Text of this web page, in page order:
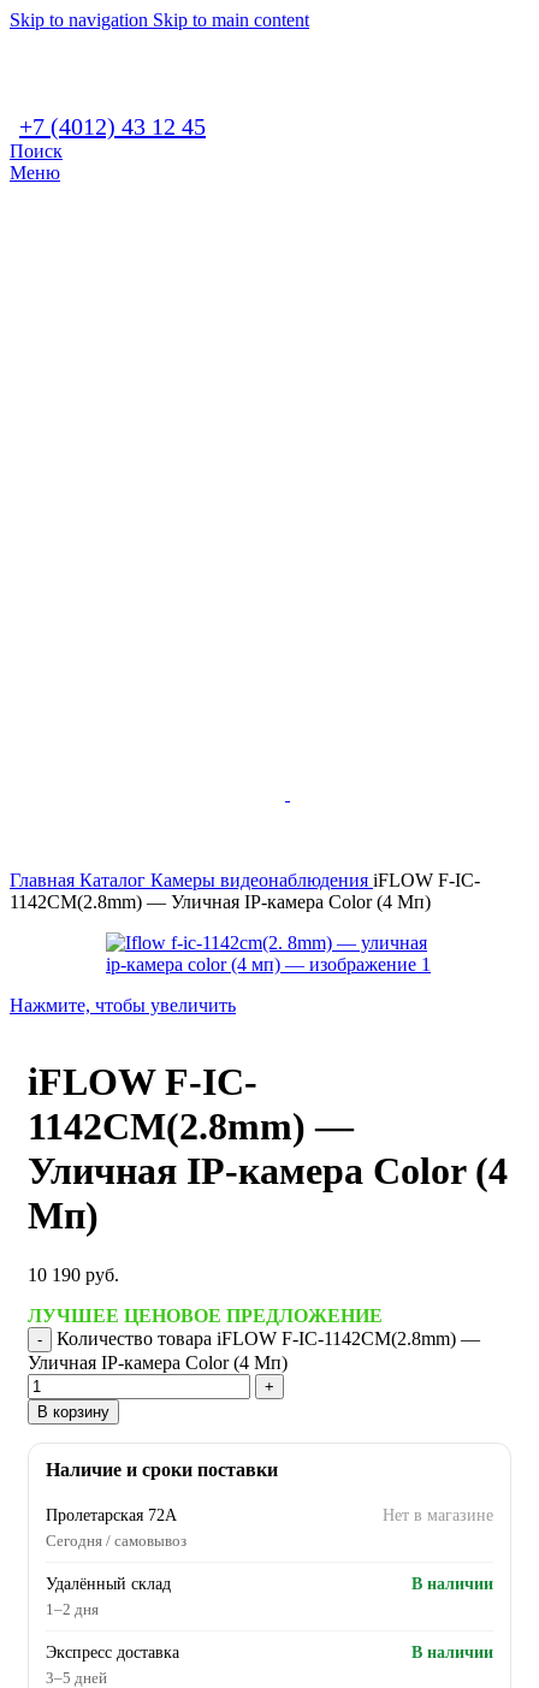
Skip to navigation Skip to main content
+7 (4012) 43 12 45
Поиск
Меню
Главная Каталог Камеры видеонаблюдения iFLOW F-IC-
1142CM(2.8mm) — Уличная IP-камера Color (4 Мп)
Нажмите, чтобы увеличить
iFLOW F-IC-
1142CM(2.8mm) —
Уличная IP-камера Color (4
Мп)
10 190 руб.
ЛУЧШЕЕ ЦЕНОВОЕ ПРЕДЛОЖЕНИЕ
Количество товара iFLOW F-IC-1142CM(2.8mm) —
Уличная IP-камера Color (4 Мп)
В корзину
Наличие и сроки поставки
Пролетарская 72А
Нет в магазине
Сегодня / самовывоз
Удалённый склад
В наличии
1–2 дня
Экспресс доставка
В наличии
3–5 дней